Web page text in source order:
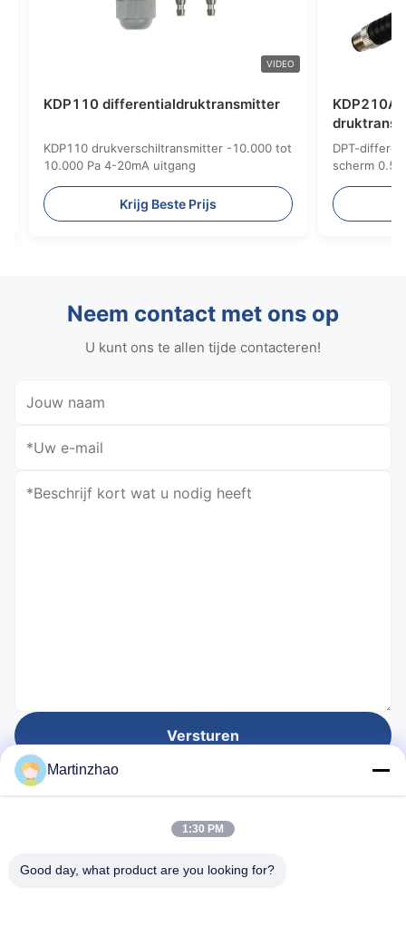
LCD-
KDP210 Differentiële
KDP210 Differentiële drukzender met
IP65/NEMA 4 beschermingsklasse
Krijg Beste Prijs
Neem contact met ons op
U kunt ons te allen tijde contacteren!
Versturen
Martinzhao
1:30 PM
Good day, what product are you looking for?